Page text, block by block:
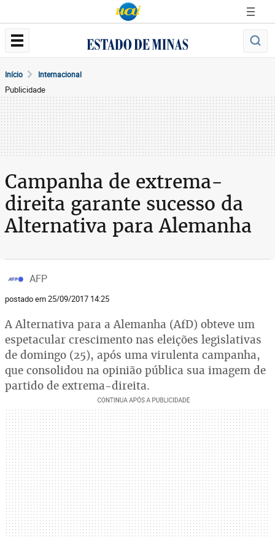
Início Internacional
Publicidade
Campanha de extrema-
direita garante sucesso da
Alternativa para Alemanha
AFP
postado em 25/09/2017 14:25
A Alternativa para a Alemanha (AfD) obteve um
espetacular crescimento nas eleições legislativas
de domingo (25), após uma virulenta campanha,
que consolidou na opinião pública sua imagem de
partido de extrema-direita.